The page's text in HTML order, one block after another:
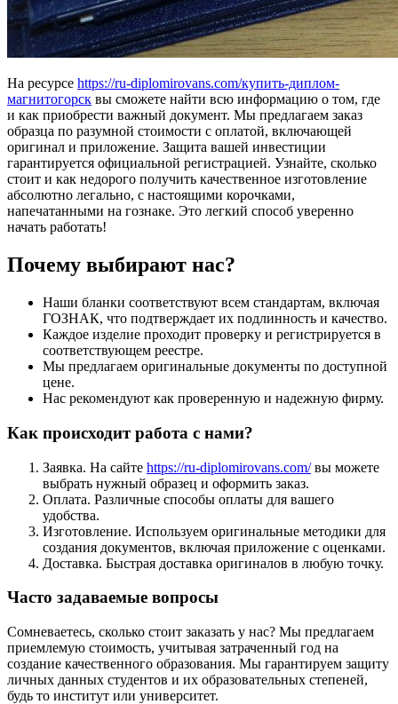
На ресурсе https://ru-diplomirovans.com/купить-диплом-
магнитогорск вы сможете найти всю информацию о том, где
и как приобрести важный документ. Мы предлагаем заказ
образца по разумной стоимости с оплатой, включающей
оригинал и приложение. Защита вашей инвестиции
гарантируется официальной регистрацией. Узнайте, сколько
стоит и как недорого получить качественное изготовление
абсолютно легально, с настоящими корочками,
напечатанными на гознаке. Это легкий способ уверенно
начать работать!
Почему выбирают нас?
Наши бланки соответствуют всем стандартам, включая
ГОЗНАК, что подтверждает их подлинность и качество.
Каждое изделие проходит проверку и регистрируется в
соответствующем реестре.
Мы предлагаем оригинальные документы по доступной
цене.
Нас рекомендуют как проверенную и надежную фирму.
Как происходит работа с нами?
Заявка. На сайте https://ru-diplomirovans.com/вы можете
выбрать нужный образец и оформить заказ.
Оплата. Различные способы оплаты для вашего
удобства.
Изготовление. Используем оригинальные методики для
создания документов, включая приложение с оценками.
Доставка. Быстрая доставка оригиналов в любую точку.
Часто задаваемые вопросы
Сомневаетесь, сколько стоит заказать у нас? Мы предлагаем
приемлемую стоимость, учитывая затраченный год на
создание качественного образования. Мы гарантируем защиту
личных данных студентов и их образовательных степеней,
будь то институт или университет.